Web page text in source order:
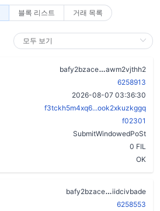
블록 리스트 거래 목록
bafy2bzace
awm2vjthh2
6258913
2026-08-07 03:36:30
f3tckh5m4xq6...ook2xkuzkggq
f02301
SubmitWindowedPoSt
0 FIL
OK
bafy2bzace
iidcivbade
6258553